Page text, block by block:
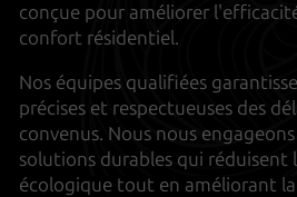
conçue pour améliorer
confort résidentiel.
Nos équipes qualifiées
précises et respectueuses des
convenus. Nous nous
solutions durables qui réduisent
écologique tout en améliorant